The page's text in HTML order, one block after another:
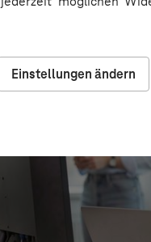
Einstellungen ändern